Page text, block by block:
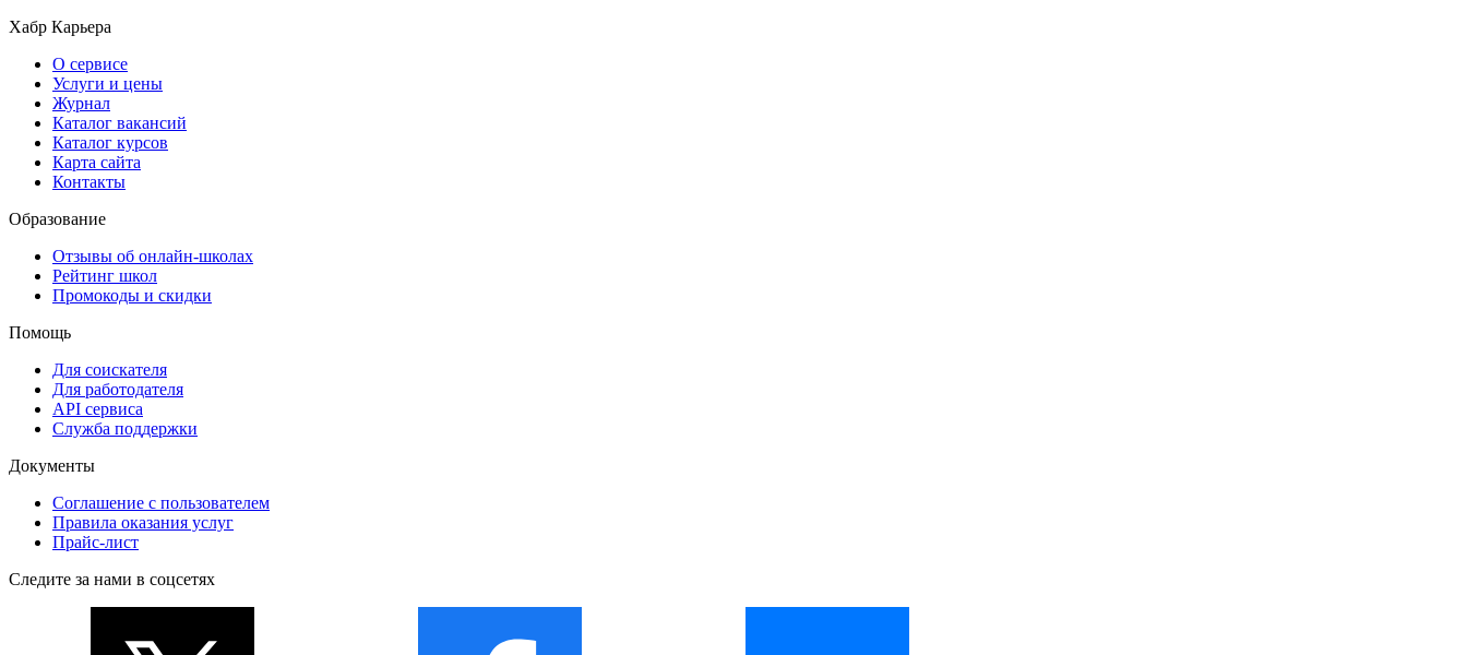
Хабр Карьера
О сервисе
Услуги и цены
Журнал
Каталог вакансий
Каталог курсов
Карта сайта
Контакты
Образование
Отзывы об онлайн-школах
Рейтинг школ
Промокоды и скидки
Помощь
Для соискателя
Для работодателя
API сервиса
Служба поддержки
Документы
Соглашение с пользователем
Правила оказания услуг
Прайс-лист
Следите за нами в соцсетях